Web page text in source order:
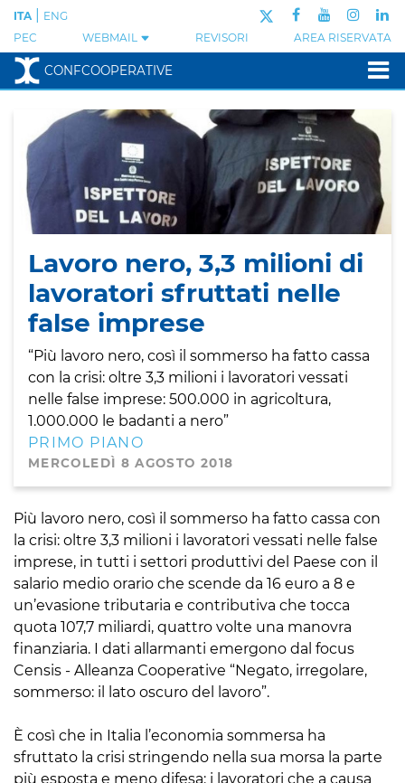
PEC WEBMAIL REVISORI AREA RISERVATA
ITA ENG
CONFCOOPERATIVE
Lavoro nero, 3,3 milioni di
lavoratori sfruttati nelle
false imprese
“Più lavoro nero, così il sommerso ha fatto cassa
con la crisi: oltre 3,3 milioni i lavoratori vessati
nelle false imprese: 500.000 in agricoltura,
1.000.000 le badanti a nero”
PRIMO PIANO
MERCOLEDÌ 8 AGOSTO 2018
Più lavoro nero, così il sommerso ha fatto cassa con
la crisi: oltre 3,3 milioni i lavoratori vessati nelle false
imprese, in tutti i settori produttivi del Paese con il
salario medio orario che scende da 16 euro a 8 e
un’evasione tributaria e contributiva che tocca
quota 107,7 miliardi, quattro volte una manovra
finanziaria. I dati allarmanti emergono dal focus
Censis - Alleanza Cooperative “Negato, irregolare,
sommerso: il lato oscuro del lavoro”.
È così che in Italia l’economia sommersa ha
sfruttato la crisi stringendo nella sua morsa la parte
più esposta e meno difesa: i lavoratori che a causa